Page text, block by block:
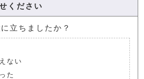
ください
立ちましたか？
ない
た